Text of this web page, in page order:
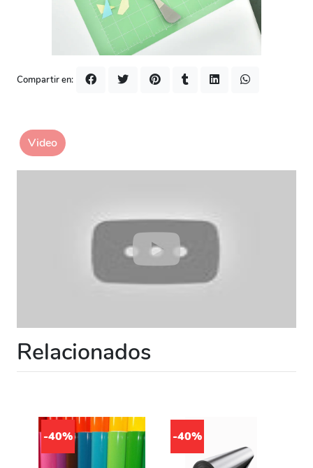
Compartir en:
Video
Relacionados
-40% -40%